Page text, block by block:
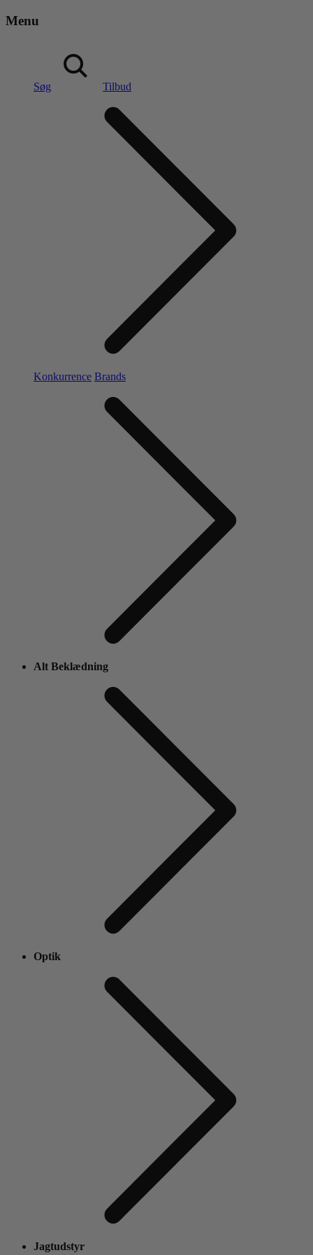
Menu
Søg Tilbud
Konkurrence Brands
Alt Beklædning
Optik
Jagtudstyr